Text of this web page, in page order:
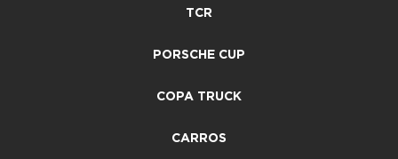
TCR
PORSCHE CUP
COPA TRUCK
CARROS